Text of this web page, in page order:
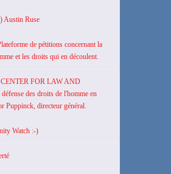
Austin Ruse
de pétitions concernant la
et les droits qui en découlent.
FOR LAW AND
des droits de l'homme en
Puppinck, directeur général.
Watch :-)